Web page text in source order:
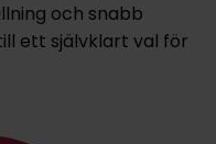
och snabb
ett självklart val för